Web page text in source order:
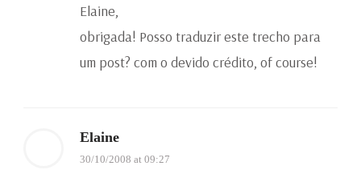
Elaine,
obrigada! Posso traduzir este trecho para
um post? com o devido crédito, of course!
Elaine
30/10/2008 at 09:27